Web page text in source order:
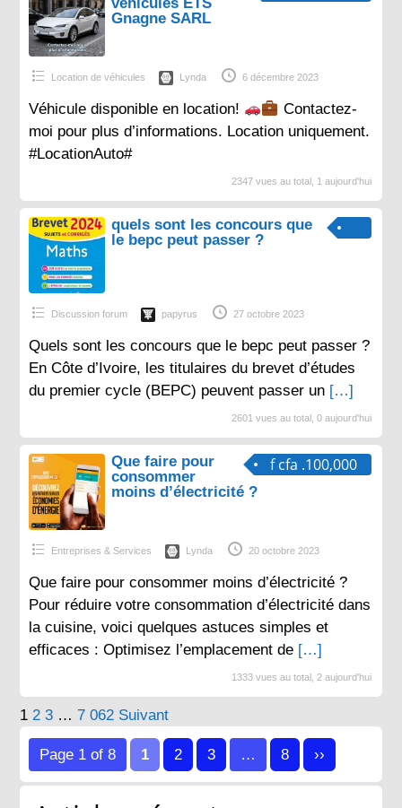
Gnagne SARL
Location de véhicules Lynda 6 décembre 2023
Véhicule disponible en location!
Contactez-
moi pour plus d’informations. Location uniquement.
#LocationAuto#
2347 vues au total, 1 aujourd'hui
quels sont les concours que
le bepc peut passer ?
Discussion forum papyrus 27 octobre 2023
Quels sont les concours que le bepc peut passer ?
En Côte d’Ivoire, les titulaires du brevet d’études
du premier cycle (BEPC) peuvent passer un […]
2601 vues au total, 0 aujourd'hui
f cfa .100,000
Que faire pour
consommer
moins d’électricité ?
Entreprises & Services Lynda 20 octobre 2023
Que faire pour consommer moins d’électricité ?
Pour réduire votre consommation d’électricité dans
la cuisine, voici quelques astuces simples et
efficaces : Optimisez l’emplacement de […]
1333 vues au total, 2 aujourd'hui
Pagination
des
publications
1 2 3 … 7 062 Suivant
Page 1 of 8 1 2 3 … 8 ››